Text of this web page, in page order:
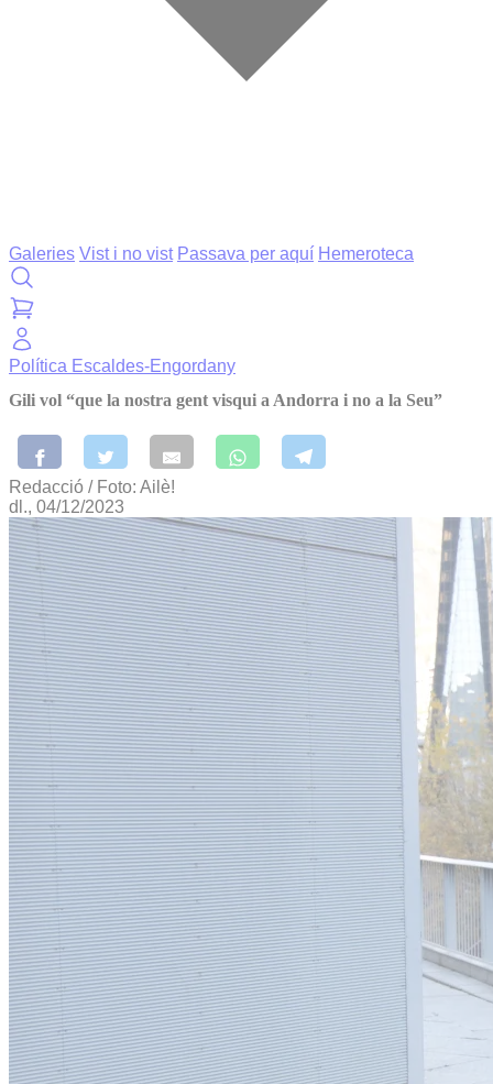
Galeries Vist i no vist Passava per aquí Hemeroteca
Política Escaldes-Engordany
Gili vol “que la nostra gent visqui a Andorra i no a la Seu”
Redacció / Foto: Ailè!
dl., 04/12/2023